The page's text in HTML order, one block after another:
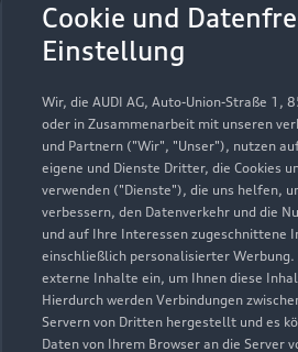
Cookie und
Einstellung
Wir, die AUDI AG, Auto-Union-Straße
oder in Zusammenarbeit mit unseren
und Partnern ("Wir", "Unser"), nutzen
eigene und Dienste Dritter, die Cookies
verwenden ("Dienste"), die uns helfen,
verbessern, den Datenverkehr und die
und auf Ihre Interessen zugeschnittene
einschließlich personalisierter Werbung.
externe Inhalte ein, um Ihnen diese
Hierdurch werden Verbindungen
Servern von Dritten hergestellt und es
Daten von Ihrem Browser an die Server
Merscheider Straße 76
42699 Solingen
0212 33940